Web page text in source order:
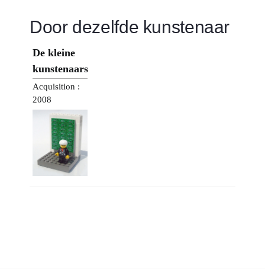
Door dezelfde kunstenaar
De kleine
kunstenaars
Acquisition :
2008